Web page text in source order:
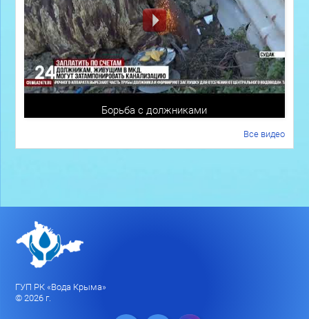
Борьба с должниками
Все видео
ГУП РК «Вода Крыма»
© 2026 г.